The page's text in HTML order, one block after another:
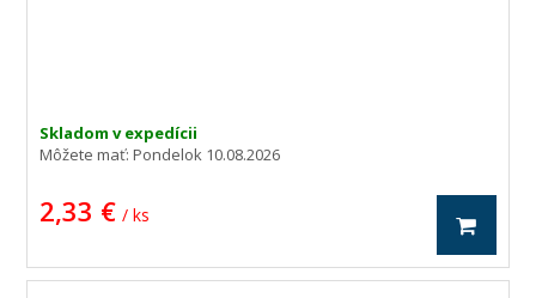
Skladom v expedícii
Môžete mať:Pondelok 10.08.2026
2,33 € / ks